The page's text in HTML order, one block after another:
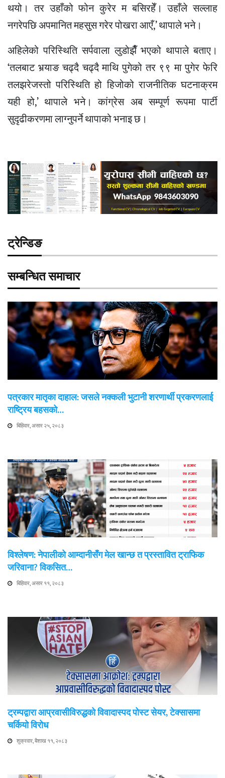
थयो। तर उहाँको फोन कुरेर म बसिरहेँ। उहाँले सल्लाह
नगरेपछि अपमानित महसुस गरेर पोखरा आएँ,’ थापाले भने।
अहिलेको परिस्थिति सर्पवाला लुडोझैँ भएको थापाले बताए।
‘तलबाट भर्‍याङ चढ्दै चढ्दै माथि पुगेको तर ९९ मा पुगेर फेरि
तलझरेजस्तो परिस्थिति हो हिजोको राजनीतिक घटनाक्रम
यही हो,’ थापाले भने। कांग्रेस अब सम्पूर्ण रूपमा पार्टी
सुदृढीकरणमा लाग्नुपर्ने थापाको भनाइ छ।
ट्रेन्डिङ
सम्बन्धित समाचार
पत्रकार मातृका दाहाल: जसले नक्कली भुटानी शरणार्थी प्रकरणलाई
राष्ट्रिय बहसको…
बिहिवार, असार २५, २०८३
विश्लेषण: नेपालीको आम्दानीसँग मेल खान्छ त प्रस्तावित ट्राफिक
जरिवाना? विकसित…
बिहिवार, असार ११, २०८३
ट्रम्पद्वारा आप्रवासीविरुद्धको विवादास्पद पोस्ट सेयर, टेक्सासमा
चर्कियो विरोध
शुक्रवार, बैशाख ११, २०८३